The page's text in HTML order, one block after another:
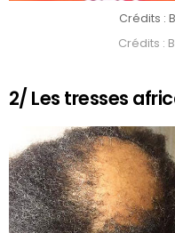
Crédits :
Crédits :
2/ Les tresses